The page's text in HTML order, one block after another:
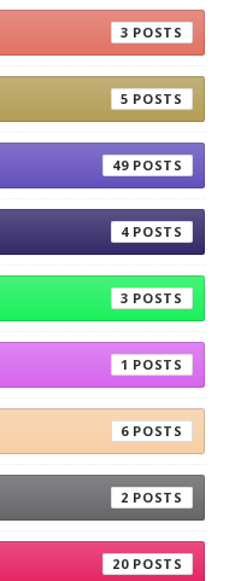
3
5
49
4
3
1
6
2
20